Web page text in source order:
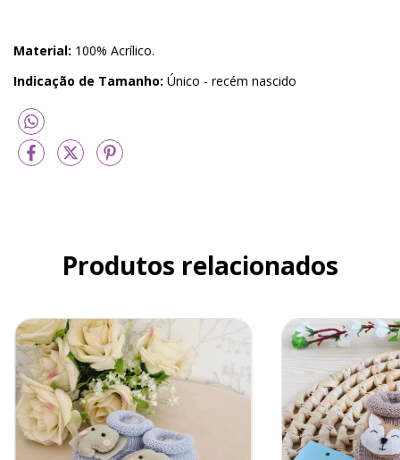
Material: 100% Acrílico.
Indicação de Tamanho: Único - recém nascido
Produtos relacionados